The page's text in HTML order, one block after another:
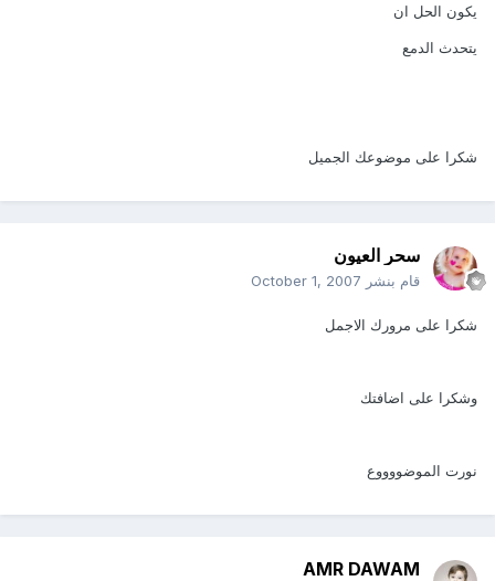
يكون الحل ان
يتحدث الدمع
شكرا على موضوعك الجميل
سحر العيون
قام بنشر October 1, 2007
شكرا على مرورك الاجمل
وشكرا على اضافتك
نورت الموضووووع
AMR DAWAM